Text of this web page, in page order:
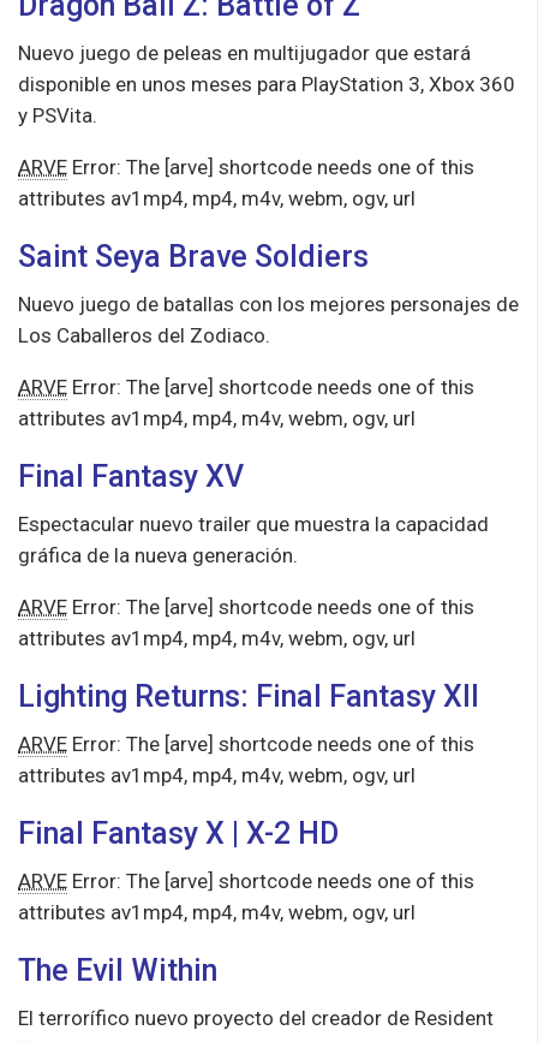
Nuevo juego de peleas en multijugador que estará
disponible en unos meses para PlayStation 3, Xbox 360
y PSVita.
ARVE Error: The [arve] shortcode needs one of this
attributes av1mp4, mp4, m4v, webm, ogv, url
Saint Seya Brave Soldiers
Nuevo juego de batallas con los mejores personajes de
Los Caballeros del Zodiaco.
ARVE Error: The [arve] shortcode needs one of this
attributes av1mp4, mp4, m4v, webm, ogv, url
Final Fantasy XV
Espectacular nuevo trailer que muestra la capacidad
gráfica de la nueva generación.
ARVE Error: The [arve] shortcode needs one of this
attributes av1mp4, mp4, m4v, webm, ogv, url
Lighting Returns: Final Fantasy XII
ARVE Error: The [arve] shortcode needs one of this
attributes av1mp4, mp4, m4v, webm, ogv, url
Final Fantasy X | X-2 HD
ARVE Error: The [arve] shortcode needs one of this
attributes av1mp4, mp4, m4v, webm, ogv, url
The Evil Within
El terrorífico nuevo proyecto del creador de Resident